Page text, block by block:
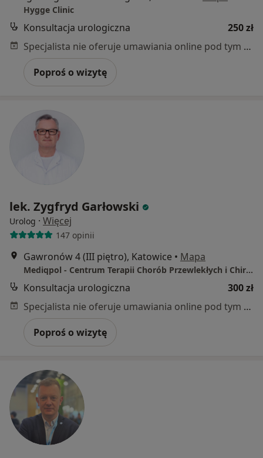
Hygge Clinic
Konsultacja urologiczna
250 zł
Specjalista nie oferuje umawiania online pod tym adresem.
Poproś o wizytę
lek. Zygfryd Garłowski
Urolog · Więcej
147 opinii
Gawronów 4 (III piętro), Katowice • Mapa
Mediqpol - Centrum Terapii Chorób Przewlekłych i Chirurgii Wielospecjalistycznej
Konsultacja urologiczna
300 zł
Specjalista nie oferuje umawiania online pod tym adresem.
Poproś o wizytę